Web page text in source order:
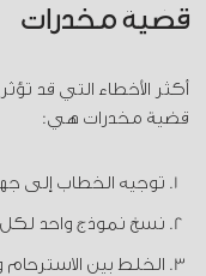
قضية مخدرات
أكثر الأخطاء التي قد
قضية مخدرات هي:
توجيه الخطاب إلى
نسخ نموذج واحد لكل
الخلط بين الاسترحام